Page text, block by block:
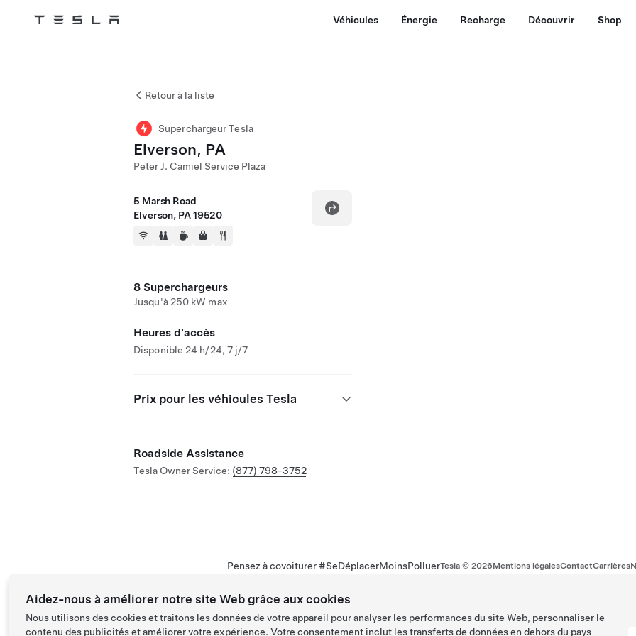
Tesla Véhicules Énergie Recharge Découvrir Shop
Retour à la liste
Superchargeur Tesla
Elverson, PA
Peter J. Camiel Service Plaza
5 Marsh Road
Elverson, PA 19520
8 Superchargeurs
Jusqu'à 250 kW max
Heures d'accès
Disponible 24 h/24, 7 j/7
Prix pour les véhicules Tesla
Roadside Assistance
Tesla Owner Service: (877) 798-3752
Pensez à covoiturer #SeDéplacerMoinsPolluerTesla © 2026Mentions légalesContactCarrières
Aidez-nous à améliorer notre site Web grâce aux cookies
Nous utilisons des cookies et traitons les données de votre appareil pour analyser les performances du site Web, personnaliser le
contenu des publicités et améliorer votre expérience. Votre consentement inclut les transferts de données en dehors du pays